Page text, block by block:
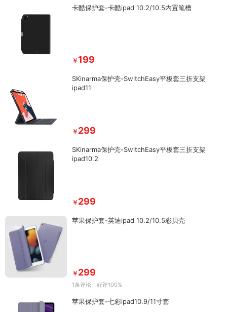
卡酷保护套-卡酷ipad 10.2/10.5内置笔槽
￥ 199
SKinarma保护壳-SwitchEasy平板套三折支架
ipad11
￥ 299
SKinarma保护壳-SwitchEasy平板套三折支架
ipad10.2
￥ 299
苹果保护套-英迪ipad 10.2/10.5彩贝壳
￥ 299
1条评论 ，好评100%
苹果保护套-七彩ipad10.9/11寸套